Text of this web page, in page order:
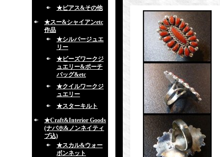
★ピアス&その他
★スー&シャイアンetc
作品
★シルバージュエ
リー
★ビーズワークジ
ュエリー&ポーチ
バッグ&etc
★クイルワークジ
ュエリー
★スターキルト
★Craft&Interior Goods
(ナバホ&ノンネイティ
ブ込)
★スカル&ウォー
ボンネット